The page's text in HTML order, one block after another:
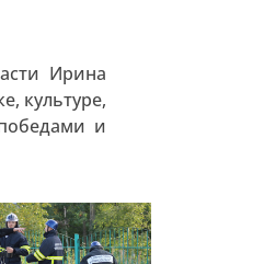
Ирина
культуре,
и